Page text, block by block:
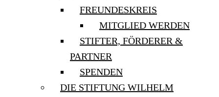
FREUNDESKREIS
MITGLIED WERDEN
STIFTER, FÖRDERER &
PARTNER
SPENDEN
DIE STIFTUNG WILHELM